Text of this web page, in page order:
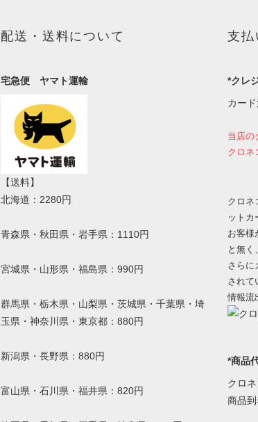
配送・送料について
宅急便 ヤマト運輸
【送料】
北海道：2280円
青森県・秋田県・岩手県：1110円
宮城県・山形県・福島県：990円
群馬県・栃木県・山梨県・茨城県・千葉県・埼
玉県・神奈川県・東京都：880円
新潟県・長野県：880円
富山県・石川県・福井県：820円
支払
*クレ
カー
当店の
クロネ
クロネ
ットカ
お客様
と無く、
さらに
されて
情報流
*商品
クロ
商品